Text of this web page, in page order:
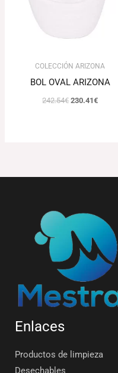
COLECCIÓN ARIZONA
BOL OVAL ARIZONA
242.54€ 230.41€
Enlaces
Productos de limpieza
Desechables